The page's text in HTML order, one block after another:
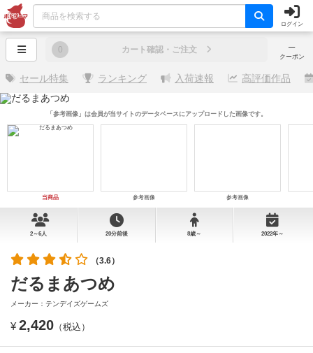
ログイン
─
クーポン
0 カート確認・ご注文
セール特集 ランキング 入荷速報 高評価作品
当商品 参考画像 参考画像
「参考画像」は会員が当サイトのデータベースにアップロードした画像です。
2～6人 20分前後 8歳～ 2022年～
（3.6）
だるまあつめ
メーカー：テンデイズゲームズ
¥ 2,420 （税込）